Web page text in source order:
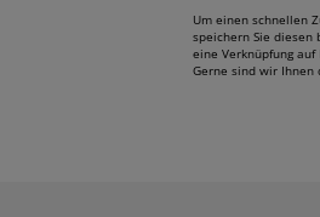
Um einen schnellen
speichern Sie diesen
eine Verknüpfung
Gerne sind wir Ihnen